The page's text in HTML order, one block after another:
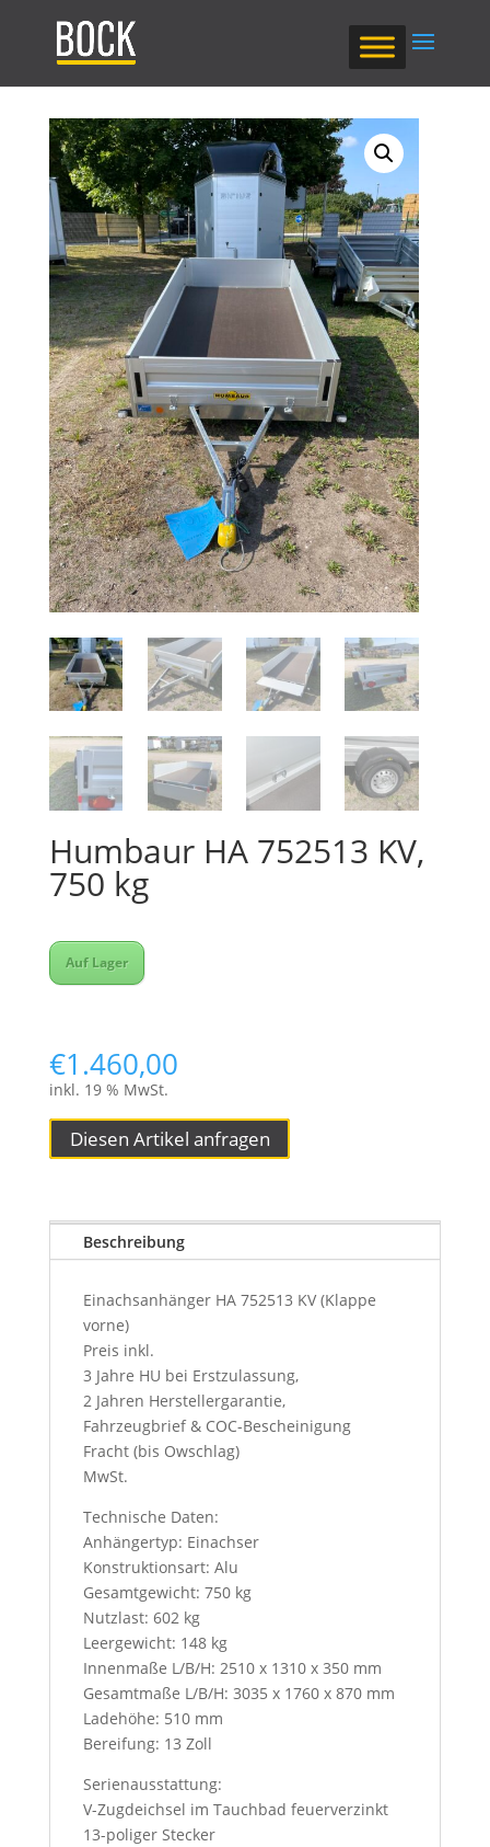
Humbaur HA 752513 KV,
750 kg
Auf Lager
€1.460,00
inkl. 19 % MwSt.
Diesen Artikel anfragen
Beschreibung
Einachsanhänger HA 752513 KV (Klappe
vorne)
Preis inkl.
3 Jahre HU bei Erstzulassung,
2 Jahren Herstellergarantie,
Fahrzeugbrief & COC-Bescheinigung
Fracht (bis Owschlag)
MwSt.
Technische Daten:
Anhängertyp: Einachser
Konstruktionsart: Alu
Gesamtgewicht: 750 kg
Nutzlast: 602 kg
Leergewicht: 148 kg
Innenmaße L/B/H: 2510 x 1310 x 350 mm
Gesamtmaße L/B/H: 3035 x 1760 x 870 mm
Ladehöhe: 510 mm
Bereifung: 13 Zoll
Serienausstattung:
V-Zugdeichsel im Tauchbad feuerverzinkt
13-poliger Stecker